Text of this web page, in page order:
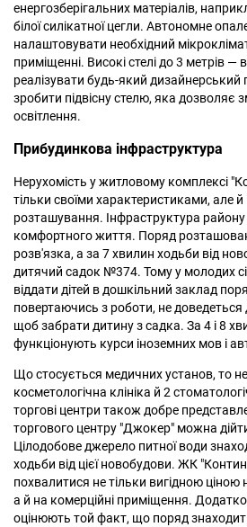
енергозберігальних матеріалів,
білої силікатної цегли. Автономне
налаштовувати необхідний
приміщенні. Високі стелі до 3 метрів —
реалізувати будь-який
зробити підвісну стелю, яка дозволяє
освітлення.
Прибудинкова інфраструктура
Нерухомість у житловому комплексі
тільки своїми характеристиками, але й
розташування. Інфраструктура
комфортного життя. Поряд
розв'язка, а за 7 хвилин ходьби від
дитячий садок №374. Тому у молодих
віддати дітей в дошкільний заклад
повертаючись з роботи, не
щоб забрати дитину з садка. За 4 і 8
функціонують курси іноземних мов і
Що стосується медичних установ, то
косметологічна клініка й 2
торгові центри також добре
торгового центру "Джокер" можна
Цілодобове джерело питної води
ходьби від цієї новобудови. ЖК
похвалитися не тільки вигідною ціною
а й на комерційні приміщення.
оцінюють той факт, що поряд